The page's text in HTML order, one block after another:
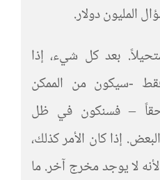
المليون دولار.
بعد كل شيء، إذا
-سيكون من الممكن
حقاً – فسنكون في ظل
إذا كان الأمر كذلك،
لا يوجد مخرج آخر. ما